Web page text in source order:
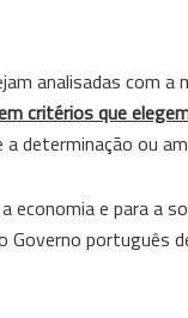
analisadas com
critérios que
determinação ou
economia e para a
português